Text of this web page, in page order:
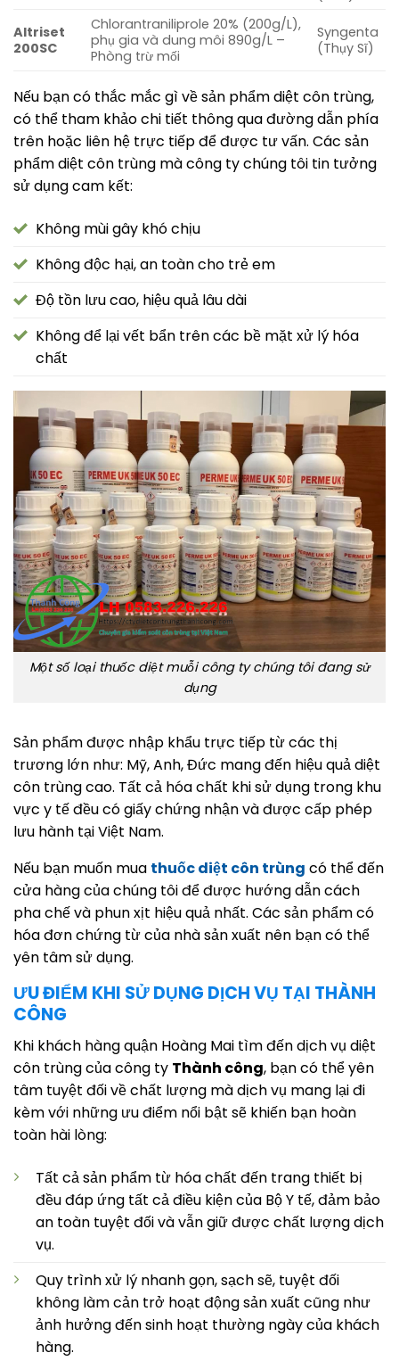
Altriset
200SC
Chlorantraniliprole 20% (200g/L),
phụ gia và dung môi 890g/L –
Phòng trừ mối
Syngenta
(Thụy Sĩ)
Nếu bạn có thắc mắc gì về sản phẩm diệt côn trùng,
có thể tham khảo chi tiết thông qua đường dẫn phía
trên hoặc liên hệ trực tiếp để được tư vấn. Các sản
phẩm diệt côn trùng mà công ty chúng tôi tin tưởng
sử dụng cam kết:
Không mùi gây khó chịu
Không độc hại, an toàn cho trẻ em
Độ tồn lưu cao, hiệu quả lâu dài
Không để lại vết bẩn trên các bề mặt xử lý hóa
chất
Một số loại thuốc diệt muỗi công ty chúng tôi đang sử
dụng
Sản phẩm được nhập khẩu trực tiếp từ các thị
trương lớn như: Mỹ, Anh, Đức mang đến hiệu quả diệt
côn trùng cao. Tất cả hóa chất khi sử dụng trong khu
vực y tế đều có giấy chứng nhận và được cấp phép
lưu hành tại Việt Nam.
Nếu bạn muốn mua thuốc diệt côn trùng có thể đến
cửa hàng của chúng tôi để được hướng dẫn cách
pha chế và phun xịt hiệu quả nhất. Các sản phẩm có
hóa đơn chứng từ của nhà sản xuất nên bạn có thể
yên tâm sử dụng.
ƯU ĐIỂM KHI SỬ DỤNG DỊCH VỤ TẠI THÀNH
CÔNG
Khi khách hàng quận Hoàng Mai tìm đến dịch vụ diệt
côn trùng của công ty Thành công, bạn có thể yên
tâm tuyệt đối về chất lượng mà dịch vụ mang lại đi
kèm với những ưu điểm nổi bật sẽ khiến bạn hoàn
toàn hài lòng:
Tất cả sản phẩm từ hóa chất đến trang thiết bị
đều đáp ứng tất cả điều kiện của Bộ Y tế, đảm bảo
an toàn tuyệt đối và vẫn giữ được chất lượng dịch
vụ.
Quy trình xử lý nhanh gọn, sạch sẽ, tuyệt đối
không làm cản trở hoạt động sản xuất cũng như
ảnh hưởng đến sinh hoạt thường ngày của khách
hàng.